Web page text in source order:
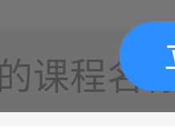
课程名